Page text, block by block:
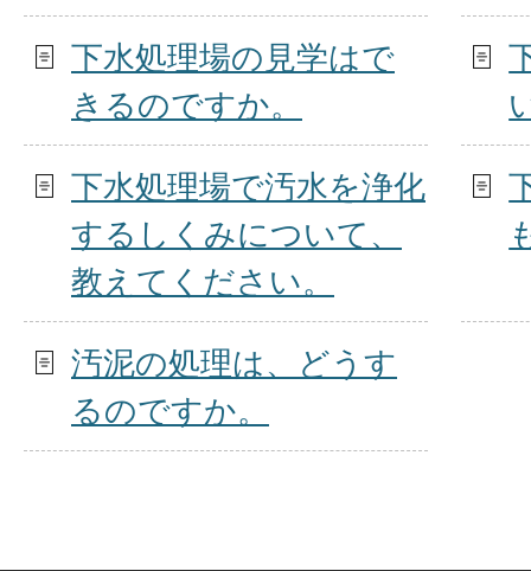
下水処理場の見学はで
きるのですか。
下水処理場で汚水を浄化
するしくみについて、
教えてください。
汚泥の処理は、どうす
るのですか。